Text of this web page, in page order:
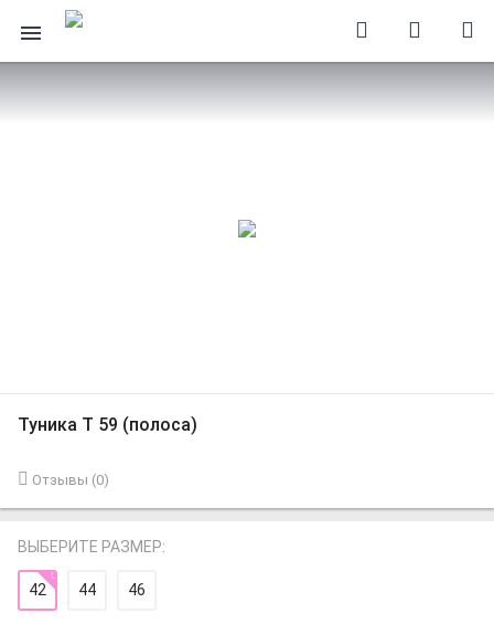
Туника Т 59 (полоса)
Отзывы (0)
ВЫБЕРИТЕ РАЗМЕР:
42 44 46